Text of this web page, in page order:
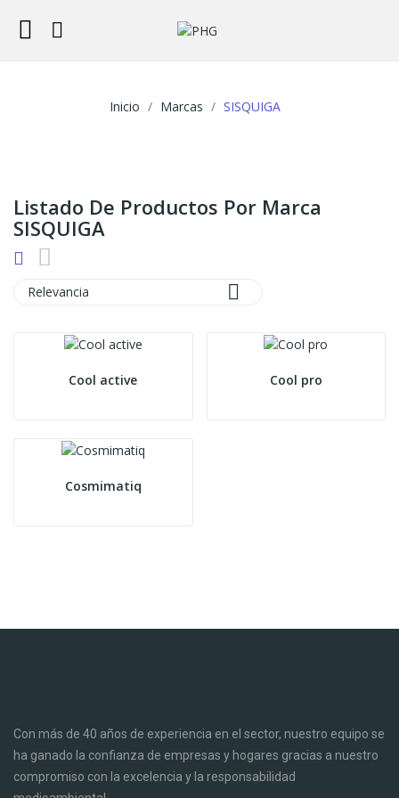
Inicio Marcas SISQUIGA
Listado De Productos Por Marca
SISQUIGA
Relevancia 
Cool active Cool pro
Cosmimatiq
Con más de 40 años de experiencia en el sector, nuestro equipo se
ha ganado la confianza de empresas y hogares gracias a nuestro
compromiso con la excelencia y la responsabilidad